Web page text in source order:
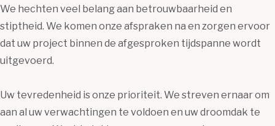
We hechten veel belang aan betrouwbaarheid en
stiptheid. We komen onze afspraken na en zorgen ervoor
dat uw project binnen de afgesproken tijdspanne wordt
uitgevoerd.
Uw tevredenheid is onze prioriteit. We streven ernaar om
aan al uw verwachtingen te voldoen en uw droomdak te